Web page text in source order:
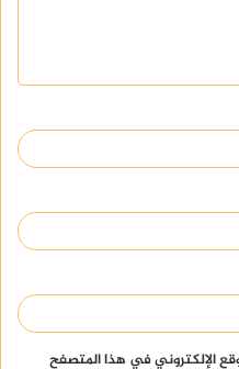
الإلكتروني في هذا المتصفح